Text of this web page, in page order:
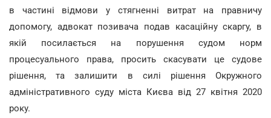
в частині відмови у стягненні витрат на правничу
допомогу, адвокат позивача подав касаційну скаргу, в
якій посилається на порушення судом норм
процесуального права, просить скасувати це судове
рішення, та залишити в силі рішення Окружного
адміністративного суду міста Києва від 27 квітня 2020
року.